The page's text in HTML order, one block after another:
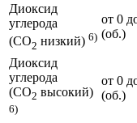
Диоксид
углерода
(CO2 низкий) 6)
от 0
(об.)
Диоксид
углерода
(CO2 высокий)
6)
от 0
(об.)